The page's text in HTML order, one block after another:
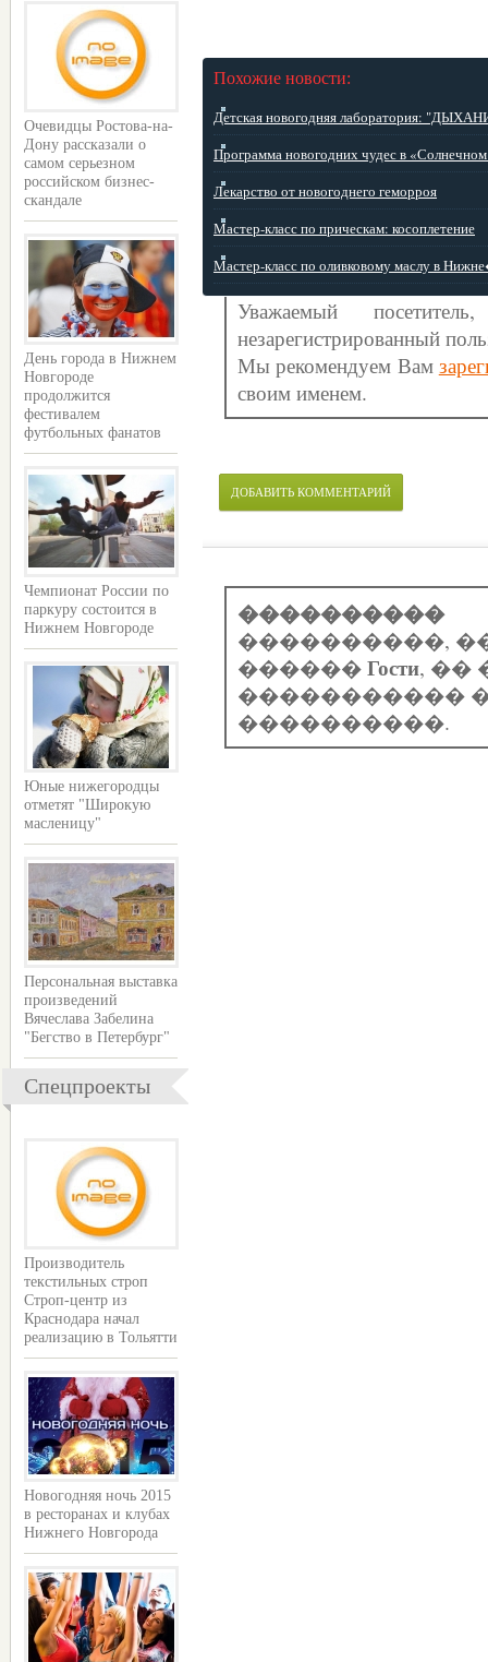
Очевидцы Ростова-на-
Дону рассказали о
самом серьезном
российском бизнес-
скандале
День города в Нижнем
Новгороде
продолжится
фестивалем
футбольных фанатов
Чемпионат России по
паркуру состоится в
Нижнем Новгороде
Юные нижегородцы
отметят "Широкую
масленицу"
Персональная выставка
произведений
Вячеслава Забелина
"Бегство в Петербург"
Спецпроекты
Производитель
текстильных строп
Строп-центр из
Краснодара начал
реализацию в Тольятти
Новогодняя ночь 2015
в ресторанах и клубах
Нижнего Новгорода
Похожие новости:
Детская новогодняя лаборатория:
Программа новогодних чудес в
Лекарство от новогоднего геморроя
Мастер-класс по прическам: косоплетение
Мастер-класс по оливковому маслу в
Уважаемый
незарегистрированный
Мы рекомендуем Вам
своим именем.
ДОБАВИТЬ КОММЕНТАРИЙ
����������
����������,
������Гости, ��
�����������
����������.